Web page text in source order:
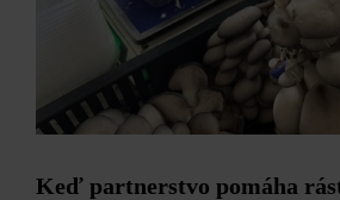
Keď partnerstvo pomáha